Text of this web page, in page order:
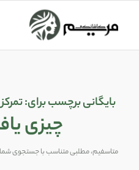
بایگانی برچسب برای:
چیزی
متاسفیم، مطلبی متناسب با جستجوی